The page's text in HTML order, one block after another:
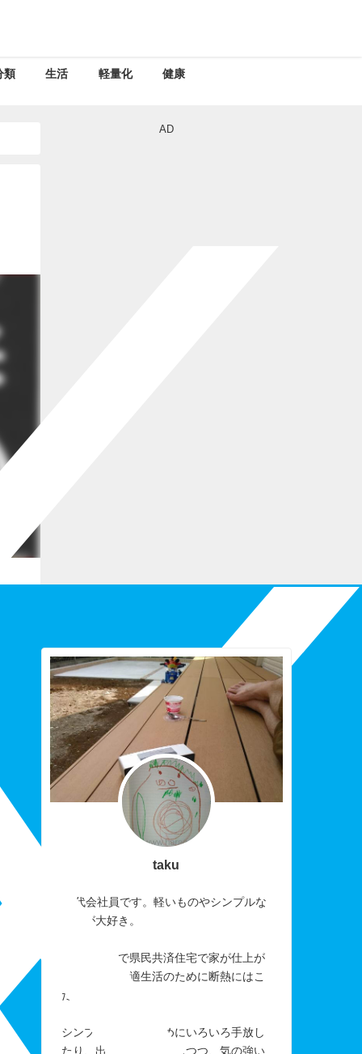
類 生活 軽量化 健康
AD
taku
40代会社員です。軽いものやシンプルな
ものが大好き。
おかげさまで県民共済住宅で家が仕上が
りました。快適生活のために断熱にはこ
だわりました。
シンプルに暮らすためにいろいろ手放し
たり、出来なかったりしつつ、気の強い